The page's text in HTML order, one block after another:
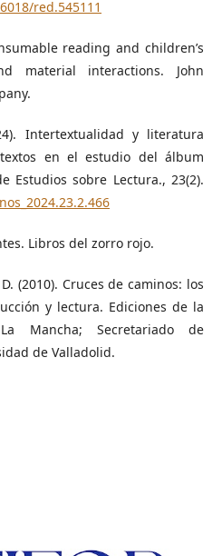
red.545111
reading and children’s
material interactions. John
Intertextualidad y literatura
en el estudio del álbum
Estudios sobre Lectura., 23(2).
Libros del zorro rojo.
(2010). Cruces de caminos: los
y lectura. Ediciones de la
Mancha; Secretariado de
de Valladolid.